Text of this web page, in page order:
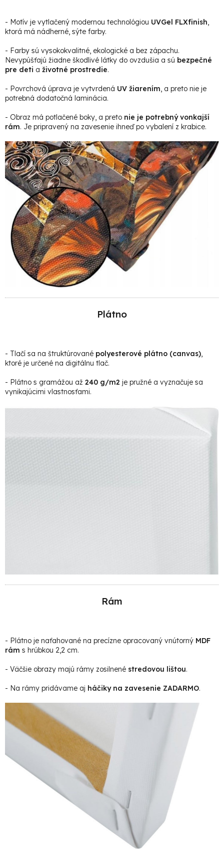
- Motív je vytlačený modernou technológiou UVGel FLXfinish,
ktorá má nádherné, sýte farby.
- Farby sú vysokokvalitné, ekologické a bez zápachu.
Nevypúšťajú žiadne škodlivé látky do ovzdušia a sú bezpečné
pre deti a životné prostredie.
- Povrchová úprava je vytvrdená UV žiarením, a preto nie je
potrebná dodatočná laminácia.
- Obraz má potlačené boky, a preto nie je potrebný vonkajší
rám. Je pripravený na zavesenie ihneď po vybalení z krabice.
Plátno
- Tlačí sa na štruktúrované polyesterové plátno (canvas),
ktoré je určené na digitálnu tlač.
- Plátno s gramážou až 240 g/m2 je pružné a vyznačuje sa
vynikajúcimi vlastnosťami.
Rám
- Plátno je naťahované na precízne opracovaný vnútorný MDF
rám s hrúbkou 2,2 cm.
- Väčšie obrazy majú rámy zosilnené stredovou lištou.
- Na rámy pridávame aj háčiky na zavesenie ZADARMO.